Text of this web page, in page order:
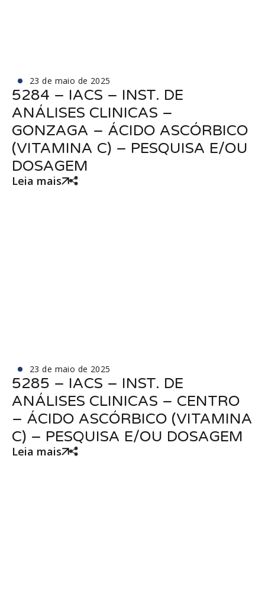
23 de maio de 2025
5284 – IACS – INST. DE
ANÁLISES CLINICAS –
GONZAGA – ÁCIDO ASCÓRBICO
(VITAMINA C) – PESQUISA E/OU
DOSAGEM
Leia mais
23 de maio de 2025
5285 – IACS – INST. DE
ANÁLISES CLINICAS – CENTRO
– ÁCIDO ASCÓRBICO (VITAMINA
C) – PESQUISA E/OU DOSAGEM
Leia mais